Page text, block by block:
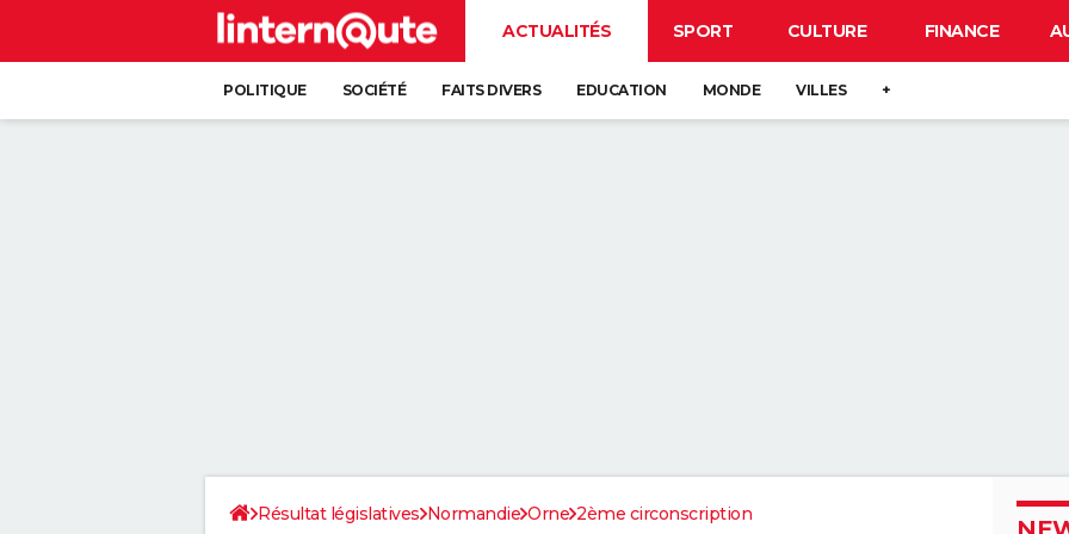
ACTUALITÉS SPORT CULTURE FINANCE
POLITIQUE SOCIÉTÉ FAITS DIVERS EDUCATION MONDE VILLES +
Résultat législatives Normandie Orne 2ème circonscription